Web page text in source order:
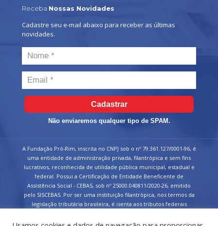
Receba Nossas Novidades
Cadastre seu e-mail abaixo para receber as últimas
novidades.
Cadastrar
Não enviaremos qualquer tipo de SPAM.
A Fundação Pró-Rim, inscrita no CNPJ sob o nº 79.361.127/0001-96, é
uma entidade de administração privada, filantrópica e sem fins
lucrativos, reconhecida de utilidade pública municipal, estadual e
federal. Possui a Certificação de Entidade Beneficente de
Assistência Social - CEBAS, sob nº 25000.040811/2020-26, emitido
pelo SISCEBAS. Por ser uma instituição filantrópica, nos termos da
legislação tributária brasileira, é isenta aos tributos federais